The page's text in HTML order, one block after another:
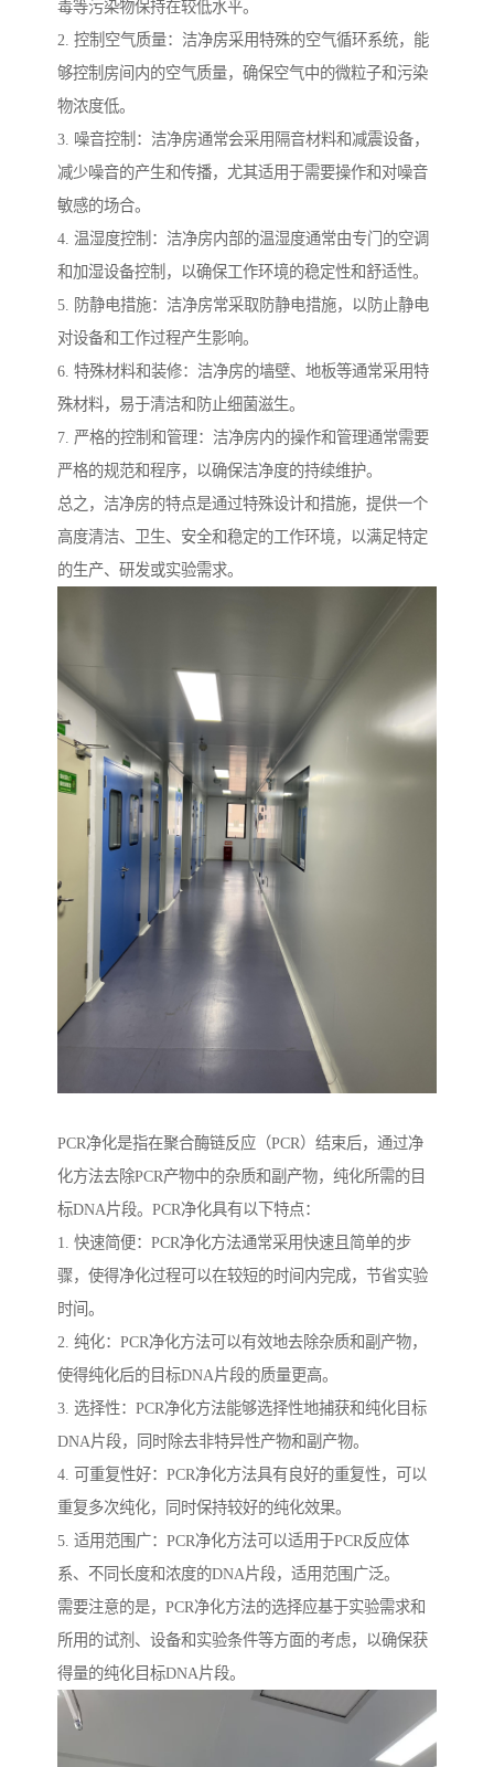
毒等污染物保持在较低水平。
2. 控制空气质量：洁净房采用特殊的空气循环系统，能
够控制房间内的空气质量，确保空气中的微粒子和污染
物浓度低。
3. 噪音控制：洁净房通常会采用隔音材料和减震设备，
减少噪音的产生和传播，尤其适用于需要操作和对噪音
敏感的场合。
4. 温湿度控制：洁净房内部的温湿度通常由专门的空调
和加湿设备控制，以确保工作环境的稳定性和舒适性。
5. 防静电措施：洁净房常采取防静电措施，以防止静电
对设备和工作过程产生影响。
6. 特殊材料和装修：洁净房的墙壁、地板等通常采用特
殊材料，易于清洁和防止细菌滋生。
7. 严格的控制和管理：洁净房内的操作和管理通常需要
严格的规范和程序，以确保洁净度的持续维护。
总之，洁净房的特点是通过特殊设计和措施，提供一个
高度清洁、卫生、安全和稳定的工作环境，以满足特定
的生产、研发或实验需求。
PCR净化是指在聚合酶链反应（PCR）结束后，通过净
化方法去除PCR产物中的杂质和副产物，纯化所需的目
标DNA片段。PCR净化具有以下特点：
1. 快速简便：PCR净化方法通常采用快速且简单的步
骤，使得净化过程可以在较短的时间内完成，节省实验
时间。
2. 纯化：PCR净化方法可以有效地去除杂质和副产物，
使得纯化后的目标DNA片段的质量更高。
3. 选择性：PCR净化方法能够选择性地捕获和纯化目标
DNA片段，同时除去非特异性产物和副产物。
4. 可重复性好：PCR净化方法具有良好的重复性，可以
重复多次纯化，同时保持较好的纯化效果。
5. 适用范围广：PCR净化方法可以适用于PCR反应体
系、不同长度和浓度的DNA片段，适用范围广泛。
需要注意的是，PCR净化方法的选择应基于实验需求和
所用的试剂、设备和实验条件等方面的考虑，以确保获
得量的纯化目标DNA片段。